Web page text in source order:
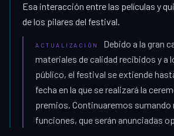
Esa interacción entre las películas y
de los pilares del festival.
ACTUALIZACIÓN
Debido a la gran
materiales de calidad recibidos y a
público, el festival se extiende
fecha en la que se realizará la
premios. Continuaremos sumando
funciones, que serán anunciadas